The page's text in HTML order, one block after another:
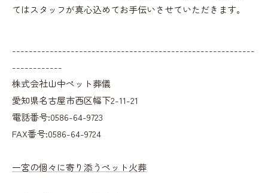
てはスタッフが真心込めてお手伝いさせていただきます。
----------------------------------------------------------
------------
株式会社山中ペット葬儀
愛知県名古屋市西区幅下2-11-21
電話番号:0586-64-9723
FAX番号:0586-64-9724
一宮の個々に寄り添うペット火葬